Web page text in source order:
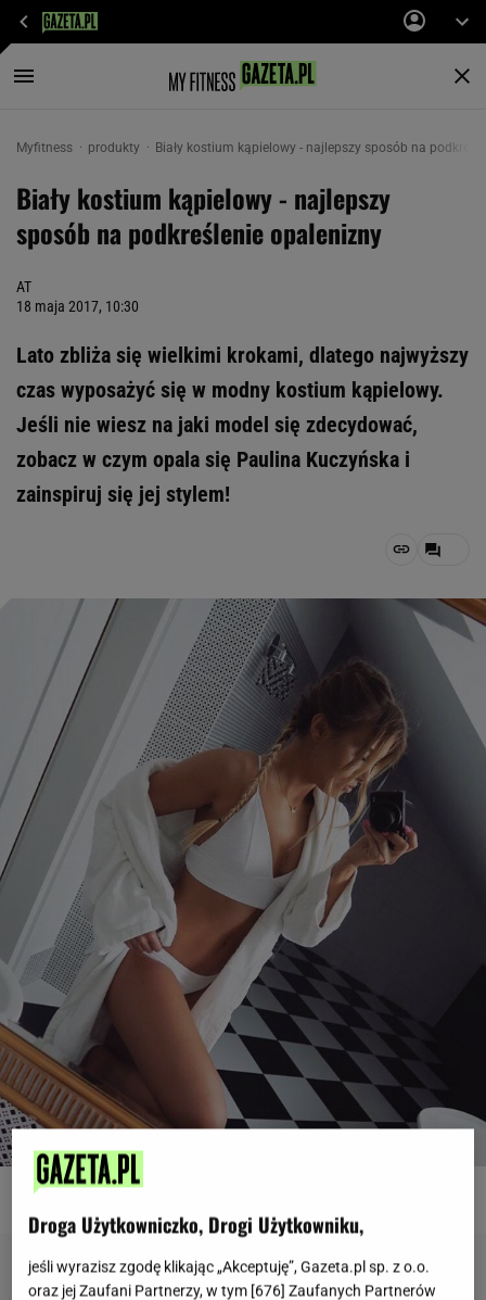
Myfitness produkty Biały kostium kąpielowy - najlepszy sposób na
Biały kostium kąpielowy - najlepszy
sposób na podkreślenie opalenizny
AT
18 maja 2017, 10:30
Lato zbliża się wielkimi krokami, dlatego najwyższy
czas wyposażyć się w modny kostium kąpielowy.
Jeśli nie wiesz na jaki model się zdecydować,
zobacz w czym opala się Paulina Kuczyńska i
zainspiruj się jej stylem!
Biały kostium - Paulina Kuczyńska / Źródło: archiwum prywatne
Droga Użytkowniczko, Drogi Użytkowniku,
jeśli wyrazisz zgodę klikając „Akceptuję”, Gazeta.pl sp. z o.o.
oraz jej Zaufani Partnerzy, w tym [676] Zaufanych Partnerów